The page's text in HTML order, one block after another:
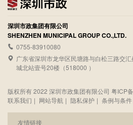
深圳市政集团有限公司
SHENZHEN MUNICIPAL GROUP CO.,LTD.
0755-83910080
广东省深圳市龙华区民塘路与白松三路交
城北站壹号20楼（518000 ）
版权所有 2022 深圳市政集团有限公司 粤ICP
联系我们 | 网站导航 | 隐私保护 | 条例与条件
友情链接